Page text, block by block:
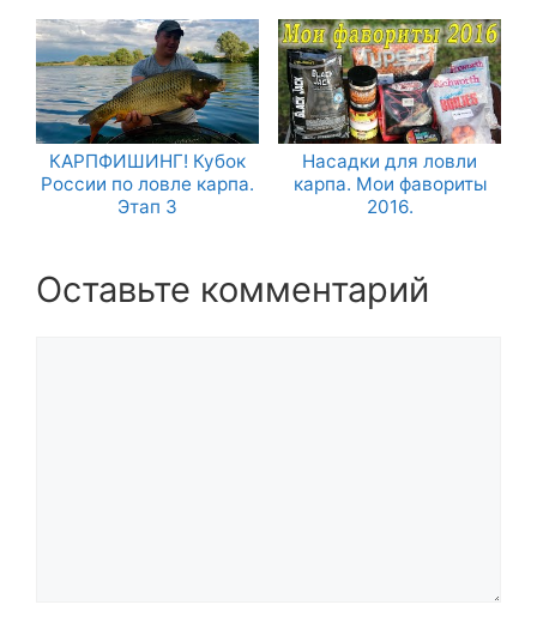
КАРПФИШИНГ! Кубок
России по ловле карпа.
Этап 3
Насадки для ловли
карпа. Мои фавориты
2016.
Оставьте комментарий